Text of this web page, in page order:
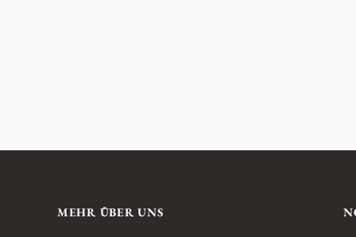
MEHR ÜBER UNS